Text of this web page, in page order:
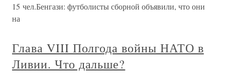
15 чел.Бенгази: футболисты сборной объявили, что они
на
Глава VIII Полгода войны НАТО в
Ливии. Что дальше?